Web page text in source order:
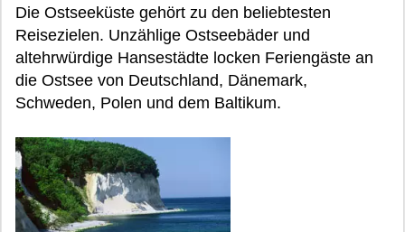
Die Ostseeküste gehört zu den beliebtesten
Reisezielen. Unzählige Ostseebäder und
altehrwürdige Hansestädte locken Feriengäste an
die Ostsee von Deutschland, Dänemark,
Schweden, Polen und dem Baltikum.